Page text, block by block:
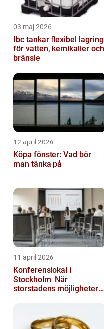
03 maj 2026
Ibc tankar flexibel lagring
för vatten, kemikalier och
bränsle
12 april 2026
Köpa fönster: Vad bör
man tänka på
11 april 2026
Konferenslokal i
Stockholm: När
storstadens möjligheter